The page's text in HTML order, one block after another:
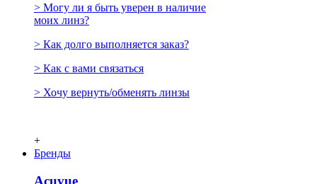
> Могу ли я быть уверен в наличие
моих линз?
> Как долго выполняется заказ?
> Как с вами связаться
> Хочу вернуть/обменять линзы
+
Бренды
Acuvue